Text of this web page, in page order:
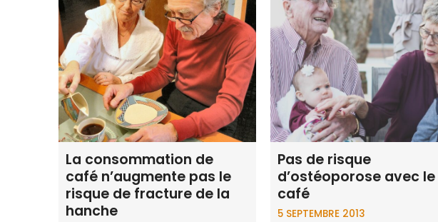
La consommation de
café n’augmente pas le
risque de fracture de la
hanche
Pas de risque
d’ostéoporose avec le
café
5 SEPTEMBRE 2013